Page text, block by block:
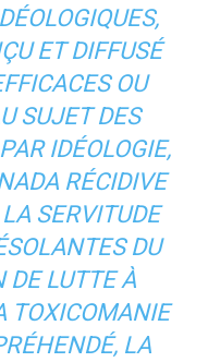
ET DIFFUSÉ
OU
SUJET DES
IDÉOLOGIE,
RÉCIDIVE
SERVITUDE
DU
DE LUTTE À
TOXICOMANIE
LA